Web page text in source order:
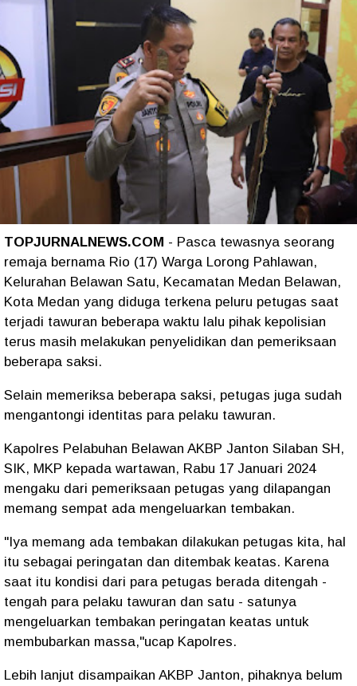
TOPJURNALNEWS.COM - Pasca tewasnya seorang
remaja bernama Rio (17) Warga Lorong Pahlawan,
Kelurahan Belawan Satu, Kecamatan Medan Belawan,
Kota Medan yang diduga terkena peluru petugas saat
terjadi tawuran beberapa waktu lalu pihak kepolisian
terus masih melakukan penyelidikan dan pemeriksaan
beberapa saksi.
Selain memeriksa beberapa saksi, petugas juga sudah
mengantongi identitas para pelaku tawuran.
Kapolres Pelabuhan Belawan AKBP Janton Silaban SH,
SIK, MKP kepada wartawan, Rabu 17 Januari 2024
mengaku dari pemeriksaan petugas yang dilapangan
memang sempat ada mengeluarkan tembakan.
"Iya memang ada tembakan dilakukan petugas kita, hal
itu sebagai peringatan dan ditembak keatas. Karena
saat itu kondisi dari para petugas berada ditengah -
tengah para pelaku tawuran dan satu - satunya
mengeluarkan tembakan peringatan keatas untuk
membubarkan massa,"ucap Kapolres.
Lebih lanjut disampaikan AKBP Janton, pihaknya belum